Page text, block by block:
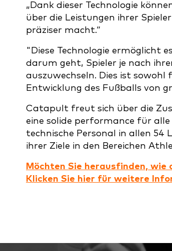
„Dank dieser Technologie
über die Leistungen ihrer
präziser macht.“
"Diese Technologie ermöglicht
darum geht, Spieler je nach
auszuwechseln. Dies ist
Entwicklung des Fußballs von
Catapult freut sich über die
eine solide performance für
technische Personal in allen 54
ihrer Ziele in den Bereichen
Möchten Sie herausfinden, wie
Klicken Sie hier für weitere